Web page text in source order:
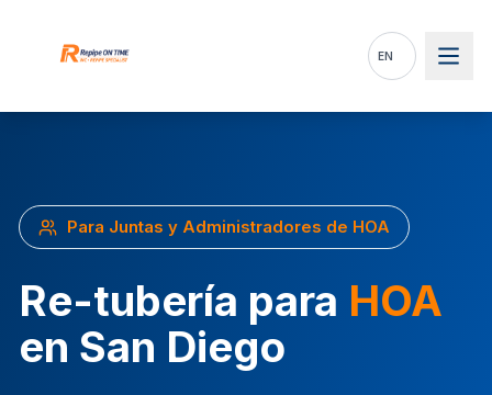
EN
Para Juntas y Administradores de HOA
Re-tubería para HOA
en San Diego